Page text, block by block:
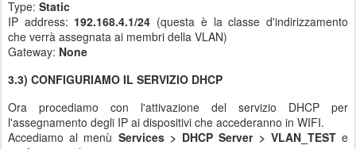
Type: Static
IP address: 192.168.4.1/24 (questa è la classe d'indirizzamento
che verrà assegnata ai membri della VLAN)
Gateway: None
3.3) CONFIGURIAMO IL SERVIZIO DHCP
Ora procediamo con l'attivazione del servizio DHCP per
l'assegnamento degli IP ai dispositivi che accederanno in WIFI.
Accediamo al menù Services > DHCP Server > VLAN_TESTe